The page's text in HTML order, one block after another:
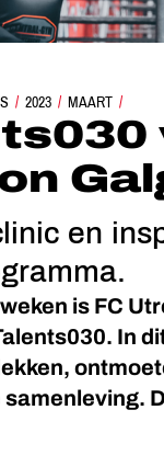
2023 MAART
VAN START IN
en
is FC
In